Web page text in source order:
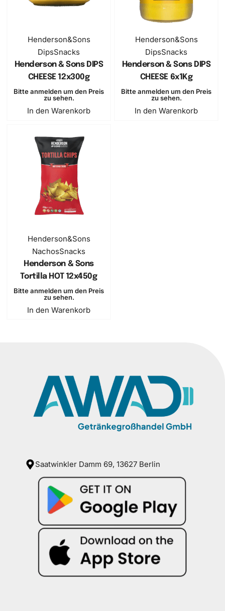
Henderson&Sons
DipsSnacks
Henderson & Sons DIPS
CHEESE 12x300g
Bitte anmelden um den Preis
zu sehen.
In den Warenkorb
Henderson&Sons
DipsSnacks
Henderson & Sons DIPS
CHEESE 6x1Kg
Bitte anmelden um den Preis
zu sehen.
In den Warenkorb
Henderson&Sons
NachosSnacks
Henderson & Sons
Tortilla HOT 12x450g
Bitte anmelden um den Preis
zu sehen.
In den Warenkorb
Saatwinkler Damm 69, 13627 Berlin